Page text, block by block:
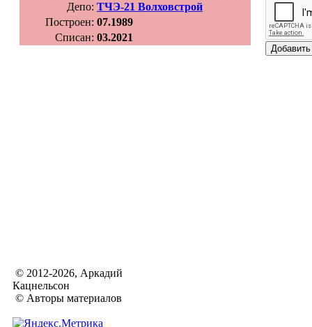
Депо: ТЧЭ-21 Волховстрой
Построен: 07.1989
Списан: 03.2021
© 2012-2026, Аркадий
Кацнельсон
© Авторы материалов